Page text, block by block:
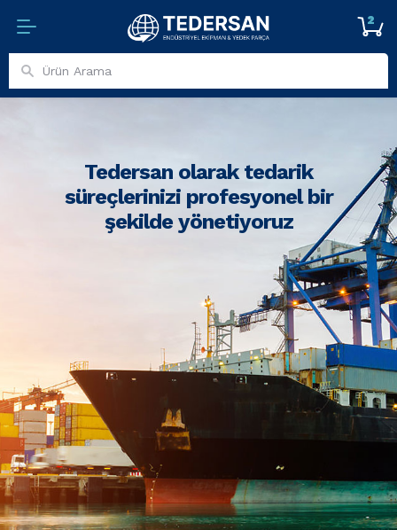
2
Tedersan olarak tedarik
süreçlerinizi profesyonel bir
şekilde yönetiyoruz